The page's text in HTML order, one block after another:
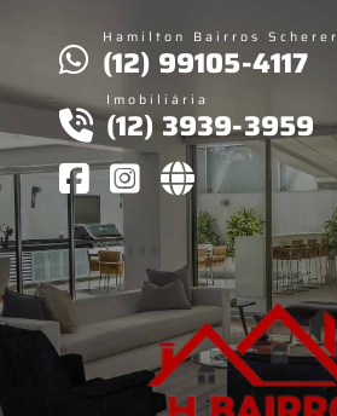
Hamilton Bairros Scherer
(12) 99105-4117
Imobiliária
(12) 3939-3959